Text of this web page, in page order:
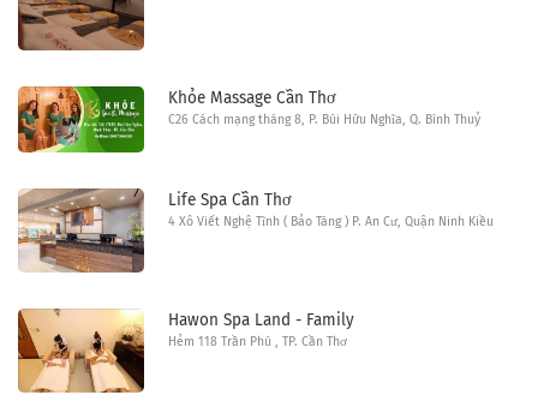
Khỏe Massage Cần Thơ
C26 Cách mạng tháng 8, P. Bùi Hữu Nghĩa, Q. Bình Thuỷ
Life Spa Cần Thơ
4 Xô Viết Nghệ Tĩnh ( Bảo Tàng ) P. An Cư, Quận Ninh Kiều
Hawon Spa Land - Family
Hẻm 118 Trần Phú , TP. Cần Thơ